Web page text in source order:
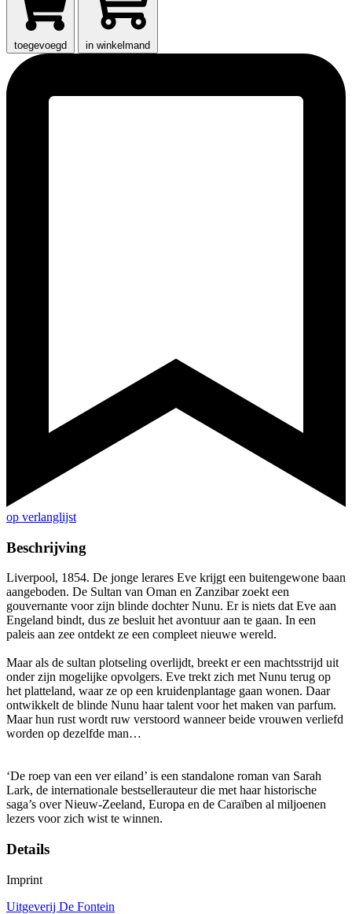
toegevoegd in winkelmand
op verlanglijst
Beschrijving
Liverpool, 1854. De jonge lerares Eve krijgt een buitengewone baan
aangeboden. De Sultan van Oman en Zanzibar zoekt een
gouvernante voor zijn blinde dochter Nunu. Er is niets dat Eve aan
Engeland bindt, dus ze besluit het avontuur aan te gaan. In een
paleis aan zee ontdekt ze een compleet nieuwe wereld.
Maar als de sultan plotseling overlijdt, breekt er een machtsstrijd uit
onder zijn mogelijke opvolgers. Eve trekt zich met Nunu terug op
het platteland, waar ze op een kruidenplantage gaan wonen. Daar
ontwikkelt de blinde Nunu haar talent voor het maken van parfum.
Maar hun rust wordt ruw verstoord wanneer beide vrouwen verliefd
worden op dezelfde man…
‘De roep van een ver eiland’ is een standalone roman van Sarah
Lark, de internationale bestsellerauteur die met haar historische
saga’s over Nieuw-Zeeland, Europa en de Caraïben al miljoenen
lezers voor zich wist te winnen.
Details
Imprint
Uitgeverij De Fontein